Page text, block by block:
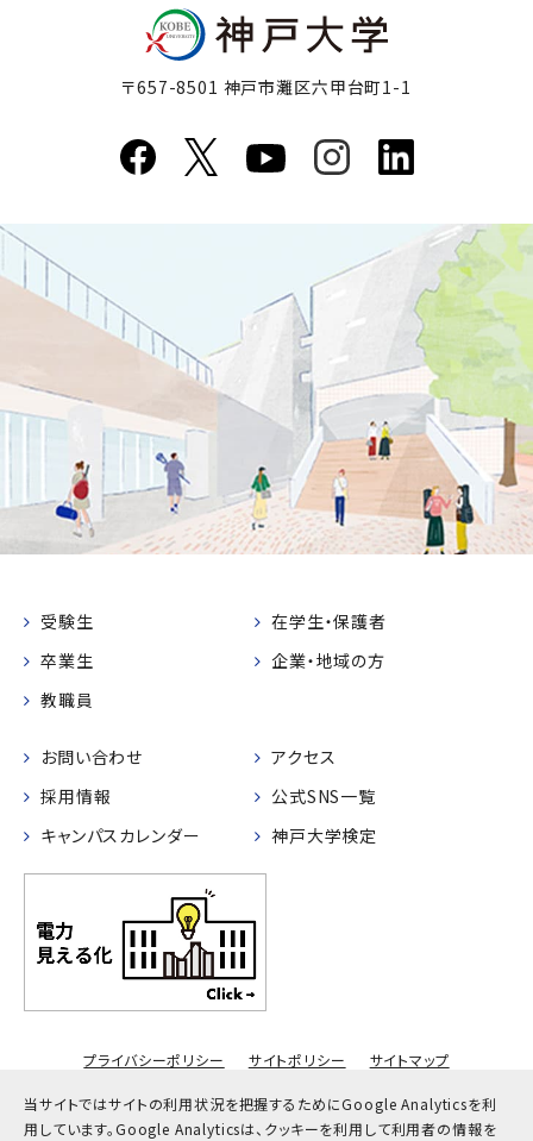
当サイトではサイトの利用状況を把握するためにGoogle Analyticsを利
用しています。Google Analyticsは、クッキーを利用して利用者の情報を
〒657-8501 神戸市灘区六甲台町1-1
受験生
在学生・保護者
卒業生
企業・地域の方
教職員
お問い合わせ
アクセス
採用情報
公式SNS一覧
キャンパスカレンダー
神戸大学検定
プライバシーポリシー サイトポリシー サイトマップ
© Kobe University